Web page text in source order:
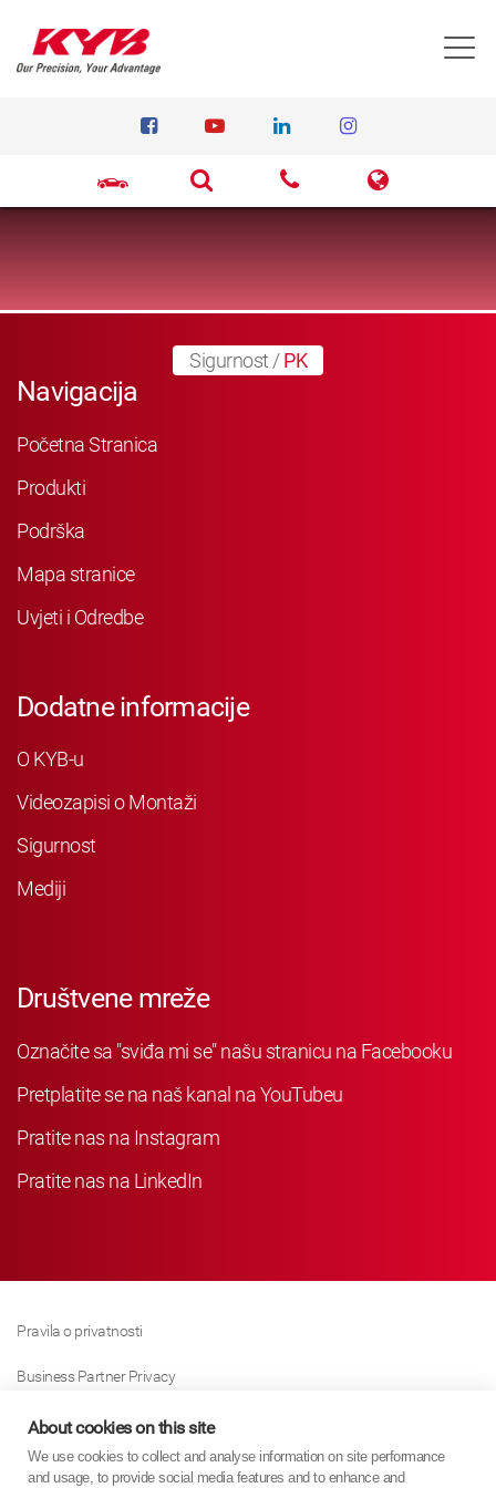
Sigurnost /PK
Navigacija
Početna Stranica
Produkti
Podrška
Mapa stranice
Uvjeti i Odredbe
Dodatne informacije
O KYB-u
Videozapisi o Montaži
Sigurnost
Mediji
Društvene mreže
Označite sa "sviđa mi se" našu stranicu na Facebooku
Pretplatite se na naš kanal na YouTubeu
Pratite nas na Instagram
Pratite nas na LinkedIn
Pravila o privatnosti
Business Partner Privacy
Pravila O Kolačićima
Modern Slavery Act Policy
About cookies on this site
We use cookies to collect and analyse information on site performance
and usage, to provide social media features and to enhance and